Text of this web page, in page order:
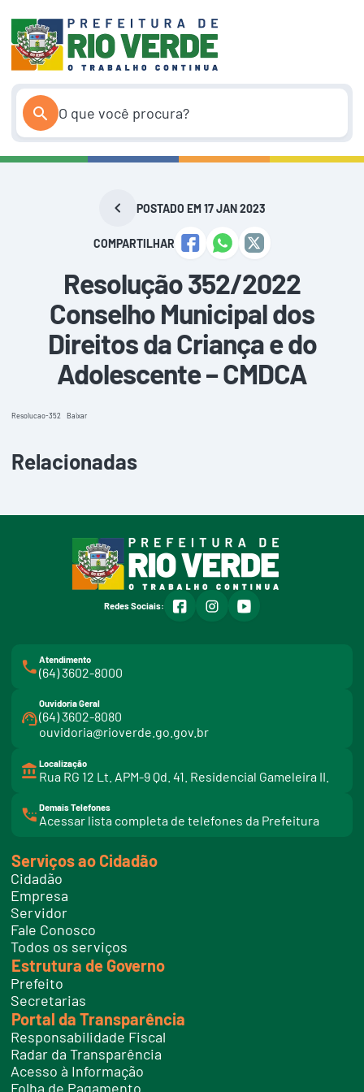
conteúdo
POSTADO EM 17 JAN 2023
COMPARTILHAR
Resolução 352/2022
Conselho Municipal dos
Direitos da Criança e do
Adolescente – CMDCA
Resolucao-352 Baixar
Relacionadas
Redes Sociais: facebookinstagramyoutube
Atendimento
(64) 3602-8000
Ouvidoria Geral
(64) 3602-8080
ouvidoria@rioverde.go.gov.br
Localização
Rua RG 12 Lt. APM-9 Qd. 41. Residencial Gameleira II.
Demais Telefones
Acessar lista completa de telefones da Prefeitura
i
t
e
l
f
o
e
s
Serviços ao Cidadão
Cidadão
Empresa
Servidor
Fale Conosco
Todos os serviços
Estrutura de Governo
Prefeito
Secretarias
Portal da Transparência
Responsabilidade Fiscal
Radar da Transparência
Acesso à Informação
Folha de Pagamento